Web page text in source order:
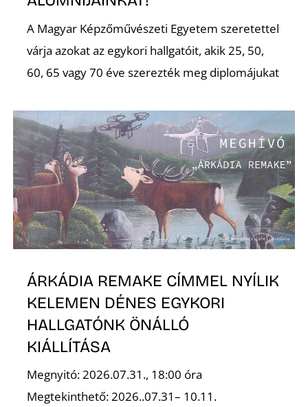
A Magyar Képzőművészeti Egyetem szeretettel
várja azokat az egykori hallgatóit, akik 25, 50,
60, 65 vagy 70 éve szerezték meg diplomájukat
ÁRKÁDIA REMAKE CÍMMEL NYÍLIK
KELEMEN DÉNES EGYKORI
HALLGATÓNK ÖNÁLLÓ
KIÁLLÍTÁSA
Megnyitó: 2026.07.31., 18:00 óra
Megtekinthető: 2026..07.31– 10.11.